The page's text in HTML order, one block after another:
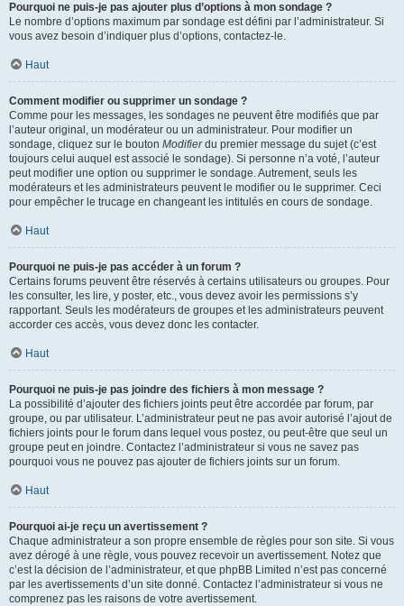
Pourquoi ne puis-je pas ajouter plus d’options à mon sondage ?
Le nombre d’options maximum par sondage est défini par l’administrateur. Si
vous avez besoin d’indiquer plus d’options, contactez-le.
Haut
Comment modifier ou supprimer un sondage ?
Comme pour les messages, les sondages ne peuvent être modifiés que par
l’auteur original, un modérateur ou un administrateur. Pour modifier un
sondage, cliquez sur le bouton Modifierdu premier message du sujet (c’est
toujours celui auquel est associé le sondage). Si personne n’a voté, l’auteur
peut modifier une option ou supprimer le sondage. Autrement, seuls les
modérateurs et les administrateurs peuvent le modifier ou le supprimer. Ceci
pour empêcher le trucage en changeant les intitulés en cours de sondage.
Haut
Pourquoi ne puis-je pas accéder à un forum ?
Certains forums peuvent être réservés à certains utilisateurs ou groupes. Pour
les consulter, les lire, y poster, etc., vous devez avoir les permissions s’y
rapportant. Seuls les modérateurs de groupes et les administrateurs peuvent
accorder ces accès, vous devez donc les contacter.
Haut
Pourquoi ne puis-je pas joindre des fichiers à mon message ?
La possibilité d’ajouter des fichiers joints peut être accordée par forum, par
groupe, ou par utilisateur. L’administrateur peut ne pas avoir autorisé l’ajout de
fichiers joints pour le forum dans lequel vous postez, ou peut-être que seul un
groupe peut en joindre. Contactez l’administrateur si vous ne savez pas
pourquoi vous ne pouvez pas ajouter de fichiers joints sur un forum.
Haut
Pourquoi ai-je reçu un avertissement ?
Chaque administrateur a son propre ensemble de règles pour son site. Si vous
avez dérogé à une règle, vous pouvez recevoir un avertissement. Notez que
c’est la décision de l’administrateur, et que phpBB Limited n’est pas concerné
par les avertissements d’un site donné. Contactez l’administrateur si vous ne
comprenez pas les raisons de votre avertissement.